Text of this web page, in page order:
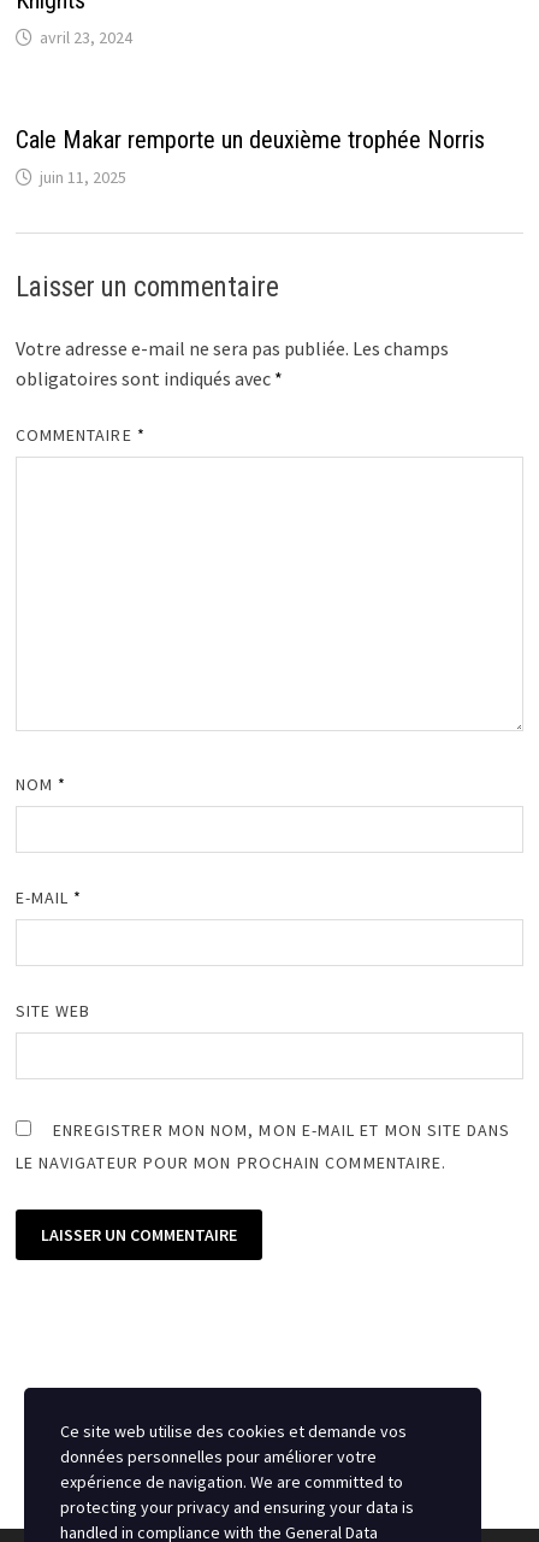
avril 23, 2024
Cale Makar remporte un deuxième trophée Norris
juin 11, 2025
Laisser un commentaire
Votre adresse e-mail ne sera pas publiée. Les champs
obligatoires sont indiqués avec *
COMMENTAIRE *
NOM *
E-MAIL *
SITE WEB
ENREGISTRER MON NOM, MON E-MAIL ET MON SITE DANS
LE NAVIGATEUR POUR MON PROCHAIN COMMENTAIRE.
Ce site web utilise des cookies et demande vos
données personnelles pour améliorer votre
expérience de navigation. We are committed to
protecting your privacy and ensuring your data is
handled in compliance with the General Data